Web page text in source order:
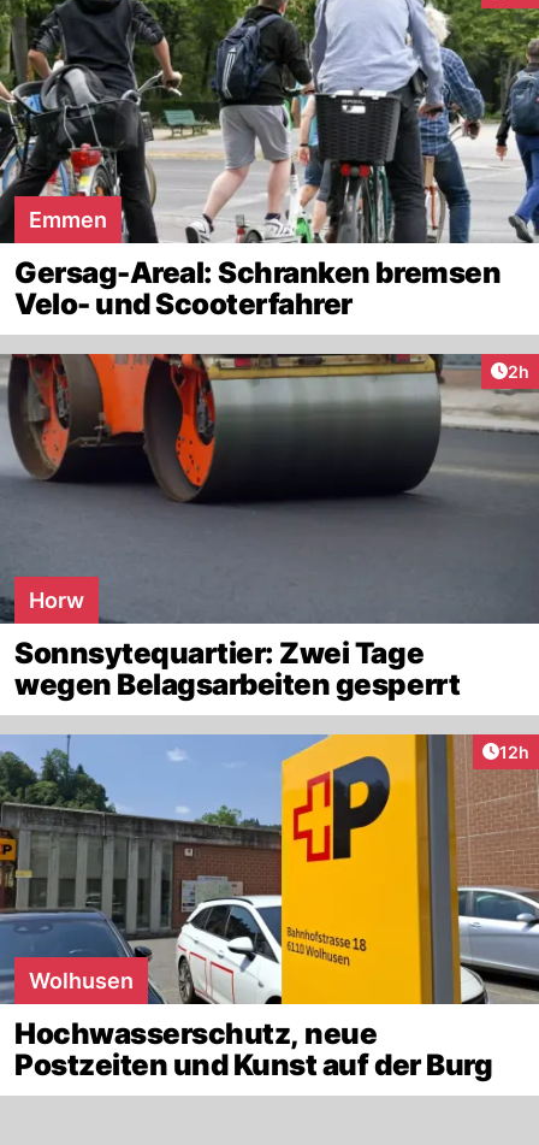
Emmen
Gersag-Areal: Schranken bremsen
Velo- und Scooterfahrer
2h
Horw
Sonnsytequartier: Zwei Tage
wegen Belagsarbeiten gesperrt
12h
Wolhusen
Hochwasserschutz, neue
Postzeiten und Kunst auf der Burg